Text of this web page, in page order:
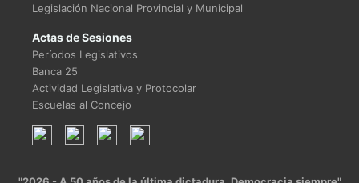
Legislación Nacional Provincial y Municipal
Actas de Sesiones
Períodos Legislativos
Banca 25
Actividad Legislativa y Protocolar
Escuelas al Concejo